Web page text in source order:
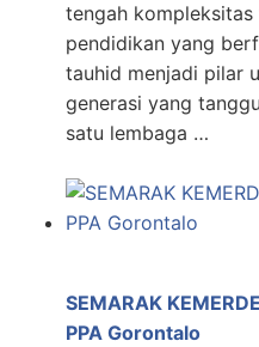
tengah kompleksitas
pendidikan yang
tauhid menjadi pilar
generasi yang
satu lembaga …
SEMARAK
PPA Gorontalo